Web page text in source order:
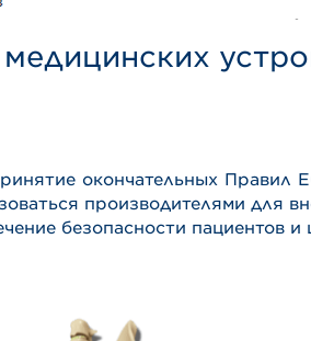
окончательных Правил
производителями для
безопасности пациентов и